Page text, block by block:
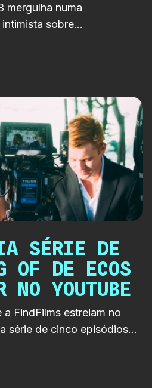
mergulha numa
sobre
SÉRIE DE
OF DE ECOS
NO YOUTUBE
a FindFilms estreiam no
série de cinco episódios